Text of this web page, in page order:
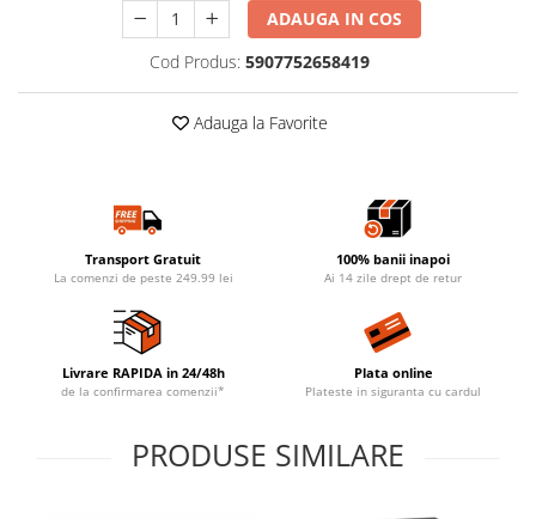
ADAUGA IN COS
Cod Produs: 5907752658419
Adauga la Favorite
Transport Gratuit
La comenzi de peste 249.99 lei
100% banii inapoi
Ai 14 zile drept de retur
Livrare RAPIDA in 24/48h
de la confirmarea comenzii*
Plata online
Plateste in siguranta cu cardul
PRODUSE SIMILARE